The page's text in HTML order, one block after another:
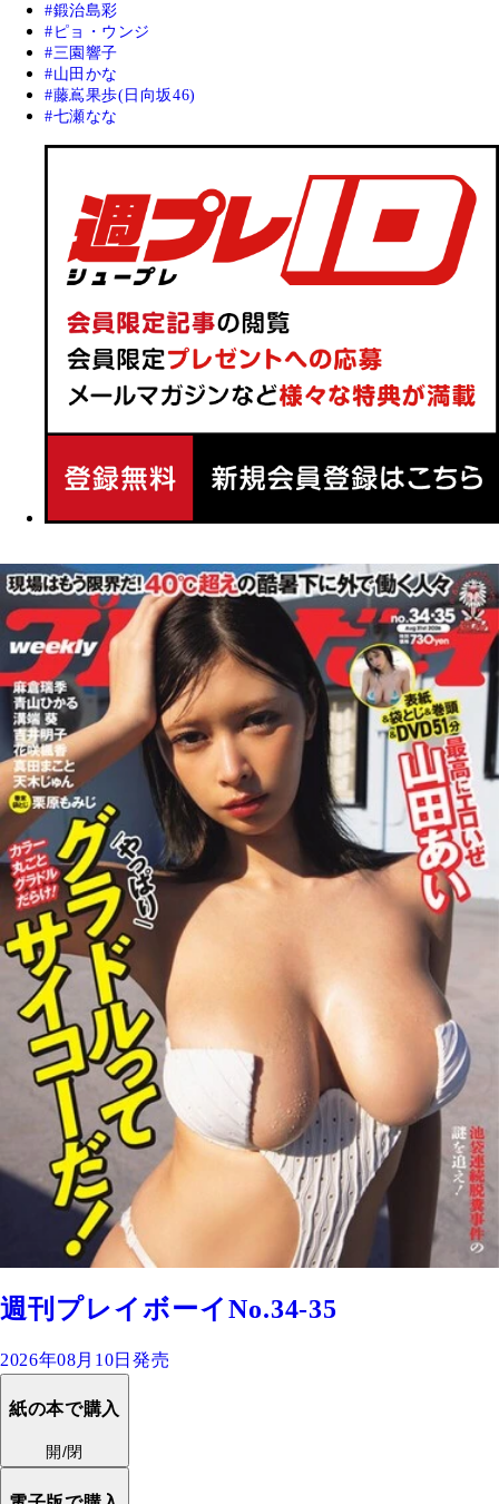
鍛治島彩
ピョ・ウンジ
三園響子
山田かな
藤嶌果歩(日向坂46)
七瀬なな
週刊プレイボーイNo.34-35
2026年08月10日発売
紙の本で購入
開/閉